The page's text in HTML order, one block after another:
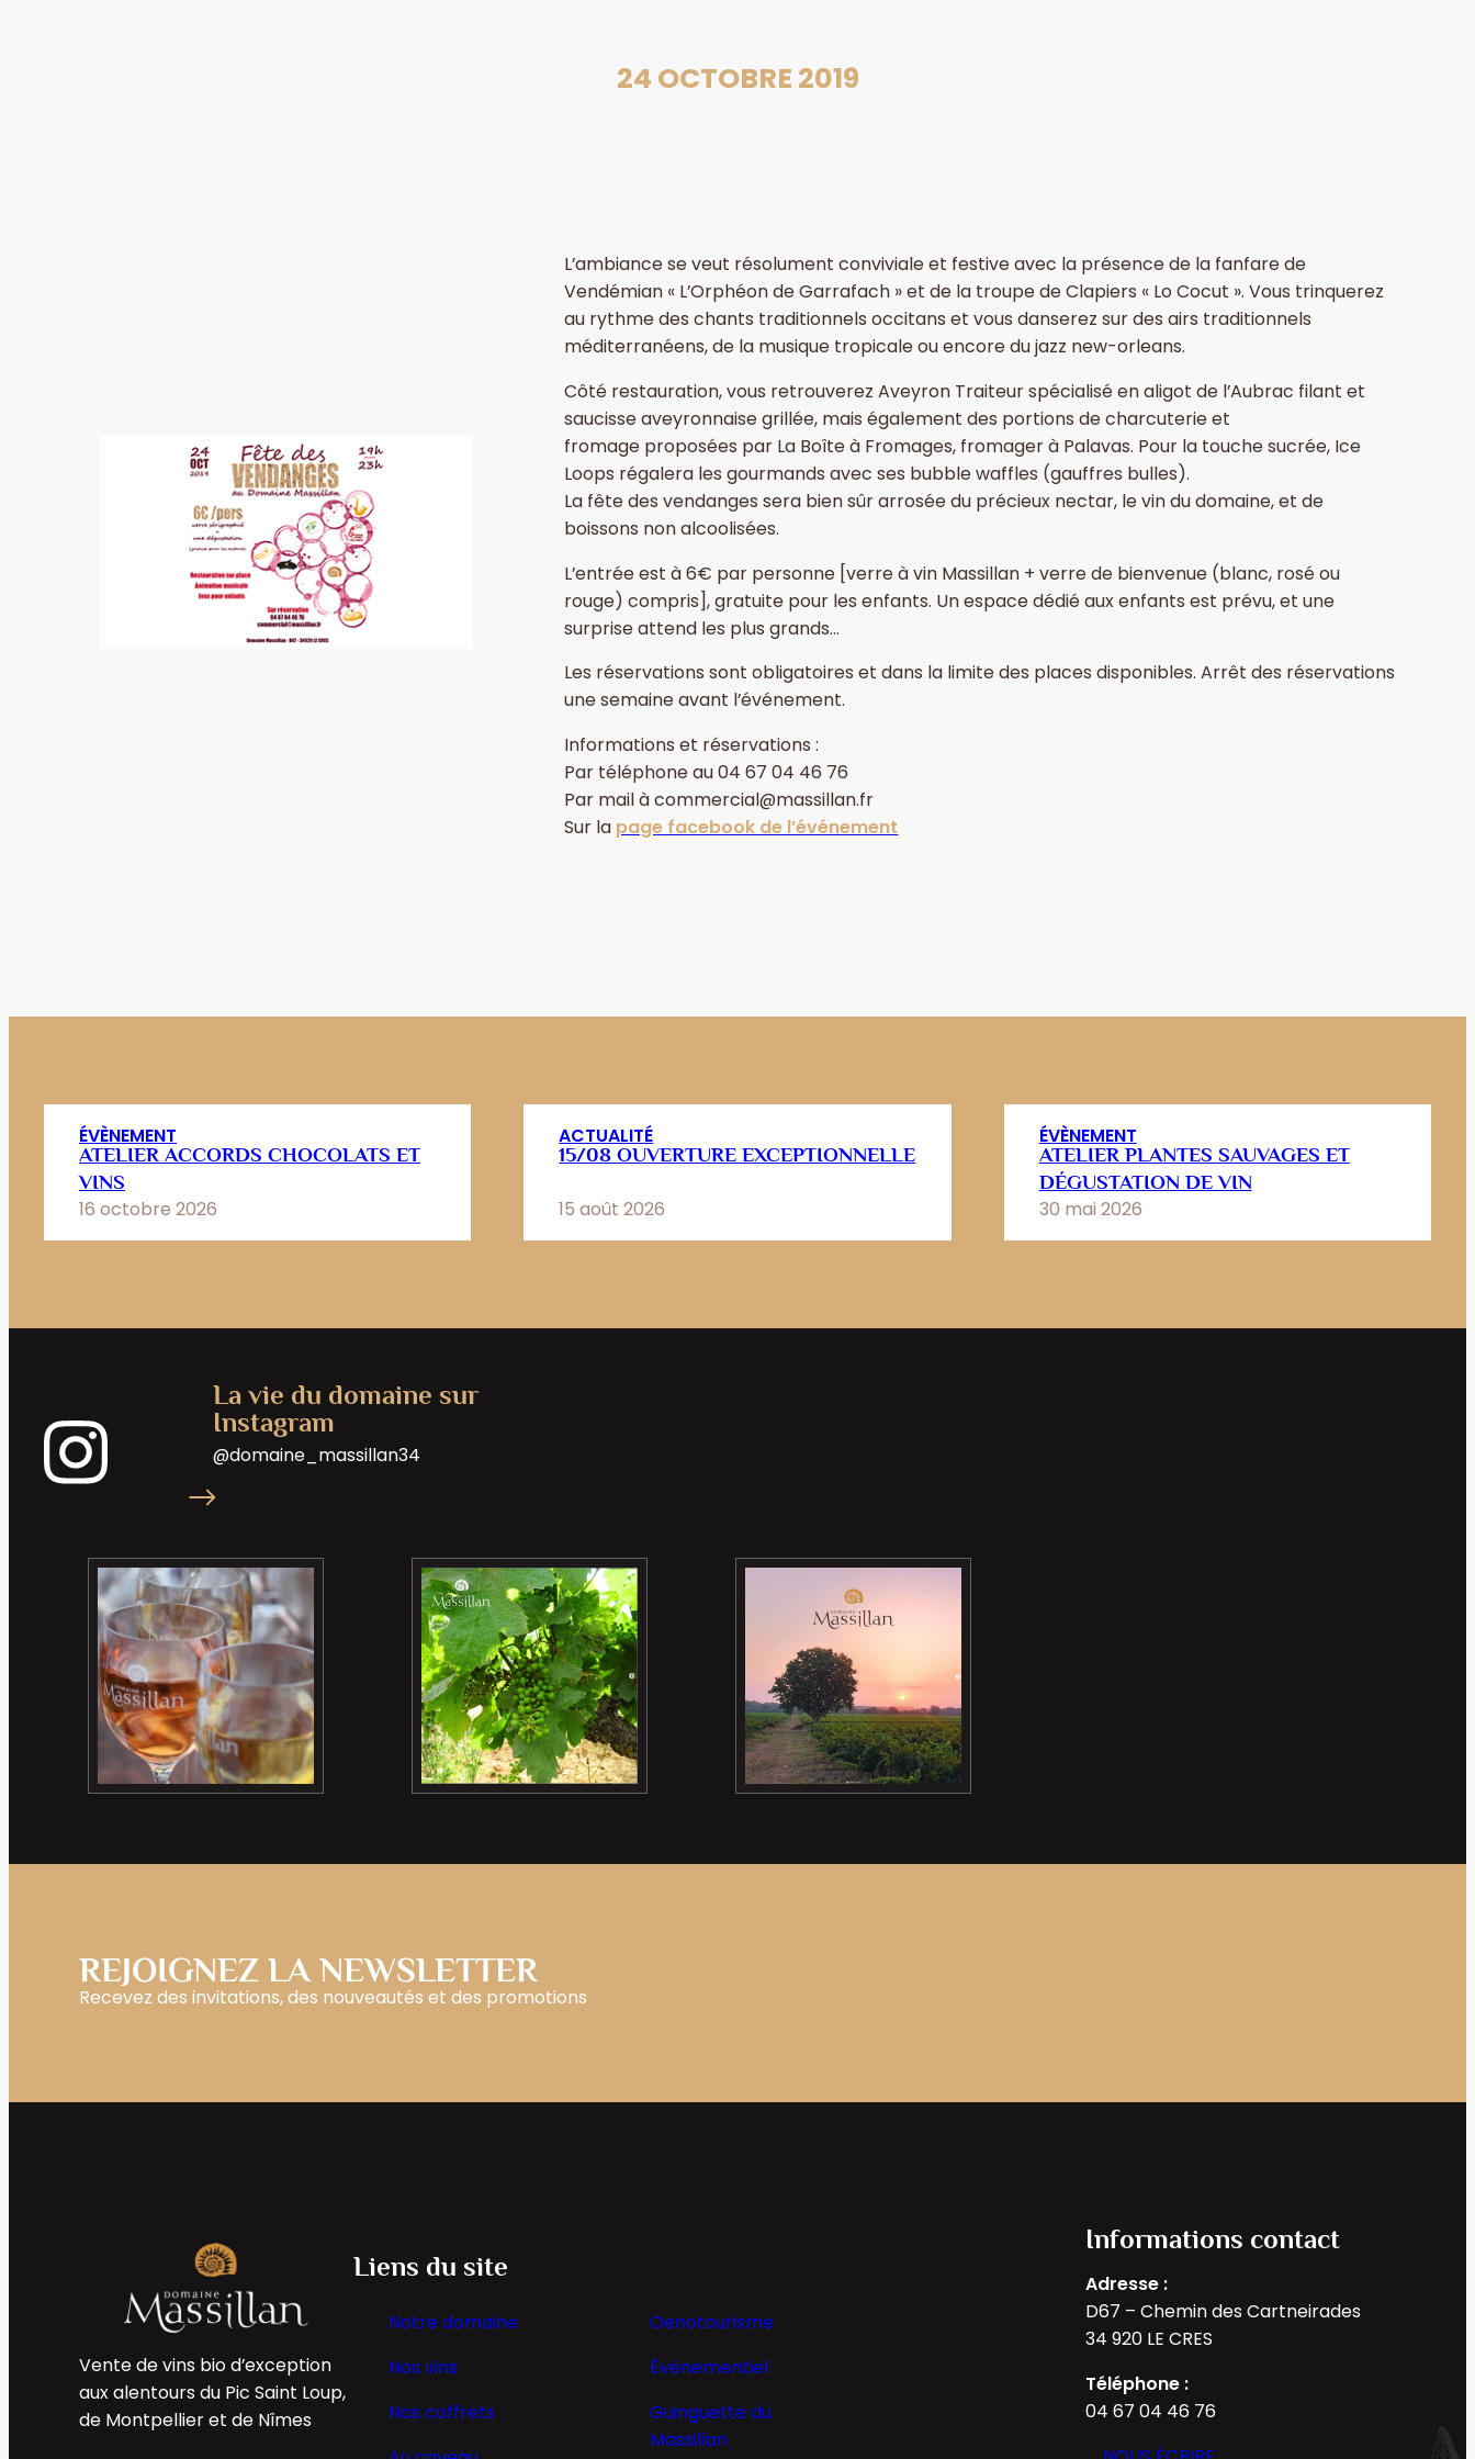
24 OCTOBRE 2019
L’ambiance se veut résolument conviviale et festive avec la présence de la fanfare de
Vendémian « L’Orphéon de Garrafach » et de la troupe de Clapiers « Lo Cocut ». Vous trinquerez
au rythme des chants traditionnels occitans et vous danserez sur des airs traditionnels
méditerranéens, de la musique tropicale ou encore du jazz new-orleans.
Côté restauration, vous retrouverez Aveyron Traiteur spécialisé en aligot de l’Aubrac filant et
saucisse aveyronnaise grillée, mais également des portions de charcuterie et
fromage proposées par La Boîte à Fromages, fromager à Palavas. Pour la touche sucrée, Ice
Loops régalera les gourmands avec ses bubble waffles (gauffres bulles).
La fête des vendanges sera bien sûr arrosée du précieux nectar, le vin du domaine, et de
boissons non alcoolisées.
L’entrée est à 6€ par personne [verre à vin Massillan + verre de bienvenue (blanc, rosé ou
rouge) compris], gratuite pour les enfants. Un espace dédié aux enfants est prévu, et une
surprise attend les plus grands…
Les réservations sont obligatoires et dans la limite des places disponibles. Arrêt des réservations
une semaine avant l’événement.
Informations et réservations :
Par téléphone au 04 67 04 46 76
Par mail à commercial@massillan.fr
Sur la page facebook de l’événement
ÉVÈNEMENT
ATELIER ACCORDS CHOCOLATS ET
VINS
16 octobre 2026
ACTUALITÉ
15/08 OUVERTURE EXCEPTIONNELLE
15 août 2026
ÉVÈNEMENT
ATELIER PLANTES SAUVAGES ET
DÉGUSTATION DE VIN
30 mai 2026
La vie du domaine sur
Instagram
@domaine_massillan34
REJOIGNEZ LA NEWSLETTER
Recevez des invitations, des nouveautés et des promotions
Vente de vins bio d’exception
aux alentours du Pic Saint Loup,
de Montpellier et de Nîmes
Liens du site
Notre domaine
Nos vins
Nos coffrets
Oenotourisme
Événementiel
Guinguette du
Massillan
Informations contact
Adresse :
D67 – Chemin des Cartneirades
34 920 LE CRES
Téléphone :
04 67 04 46 76